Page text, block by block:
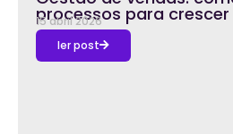
processos para
15 abril 2026
ler post